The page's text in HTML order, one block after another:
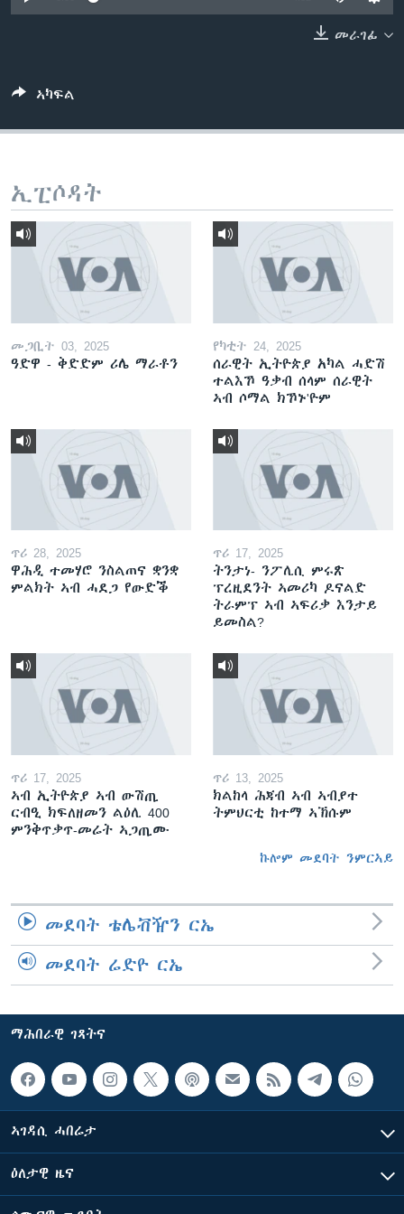
ቂሔ ጽልሚ
መራገፊ
ኣካፍል
ኢፒሶዳት
መጋቢት 03, 2025
ዓድዋ - ቅድድም ሪሌ ማራቶን
የካቲት 24, 2025
ሰራዊት ኢትዮጵያ አካል ሓድሽ
ተልእኾ ዓቃብ ሰላም ሰራዊት
ኣብ ሶማል ክኾኑ'ዮም
ጥሪ 28, 2025
ዋሕዲ ተመሃሮ ንስልጠና ቋንቋ
ምልክት ኣብ ሓደጋ የውድቕ
ጥሪ 17, 2025
ትንታነ- ንፖሊሲ ምሩጽ
ፕረዚደንት ኣመሪካ ዶናልድ
ትራምፕ ኣብ ኣፍሪቃ እንታይ
ይመስል?
ጥሪ 17, 2025
ኣብ ኢትዮጵያ ኣብ ውሽጢ
ርብዒ ክፍለዘመን ልዕሊ 400
ምንቅጥቃጥ-መሬት ኣጋጢሙ
ጥሪ 13, 2025
ክልከላ ሕጃብ ኣብ ኣብያተ
ትምህርቲ ከተማ ኣኽሱም
ኩሎም መደባት ንምርኣይ
መደባት ቴሌቭዥን ርኤ
መደባት ሬድዮ ርኤ
ማሕበራዊ ገጻትና
ኣገዳሲ ሓበሬታ
ዕለታዊ ዜና